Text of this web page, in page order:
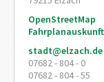
OpenStreetMap
Fahrplanauskunft
stadt@elzach.de
07682 - 804 - 0
07682 - 804 - 55